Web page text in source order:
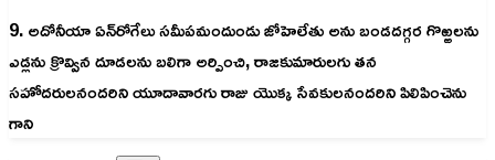
9. అదోనీయా ఏన్‌రోగేలు సమీపమందుండు జోహెలేతు అను బండదగ్గర గొఱ్ఱలను
ఎడ్లను క్రొవ్విన దూడలను బలిగా అర్పించి, రాజకుమారులగు తన
సహోదరులనందరిని యూదావారగు రాజు యొక్క సేవకులనందరిని పిలిపించెను
గాని